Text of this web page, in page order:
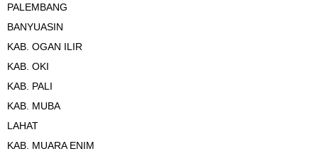
PALEMBANG
BANYUASIN
KAB. OGAN ILIR
KAB. OKI
KAB. PALI
KAB. MUBA
LAHAT
KAB. MUARA ENIM